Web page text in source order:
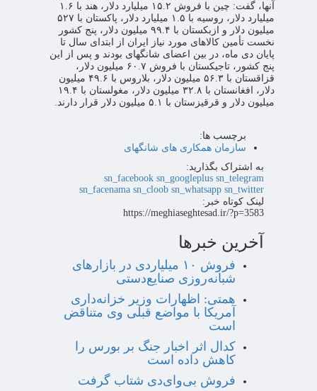
آنها، گفت: چین با فروش ۱۵.۲ میلیارد دلار، هند با ۱.۶
میلیارد دلار، روسیه با ۱.۵ میلیارد دلار، پاکستان با ۵۲۷
میلیون دلار و ازبکستان با ۹۹.۴ میلیون دلار، پنج کشور
نخست تأمین کالاهای مورد نیاز ایران از ابتدای سال تا
پایان دی ماه، در بین اعضای شانگهای بودند و پس از این
پنج کشور، تاجیکستان با فروش ۶۰.۷ میلیون دلار،
قزاقستان با ۵۶.۳ میلیون دلار، بلاروس با ۴۹.۶ میلیون
دلار، افغانستان با ۳۲.۸ میلیون دلار، مغولستان با ۱۹.۴
میلیون دلار و قرقیزستان با ۵.۱ میلیون دلار قرار دارند.
برچسب ها:
سازمان همکاری های شانگهای
به اشتراک بگذارید:
sn_facebook sn_googleplus sn_telegram
sn_facenama sn_cloob sn_whatsapp sn_twitter
لینک کوتاه خبر:
https://meghiaseghtesad.ir/?p=3583
آخرین خبرها
فروش ۱۰ میلیاردی در بازارهای
شبانه‌روزی صنایع‌دستی
همتی: اظهارات وزیر خزانه‌داری
آمریکا با مواضع قبلی وی متناقض
است
کدال اثر اخبار جنگ بر بورس را
کاهش داده است
فروش بی‌وای‌دی شتاب گرفت